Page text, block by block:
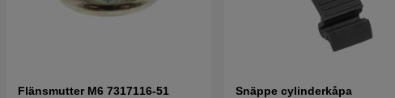
Flänsmutter M6 7317116-51 Snäppe cylinderkåpa